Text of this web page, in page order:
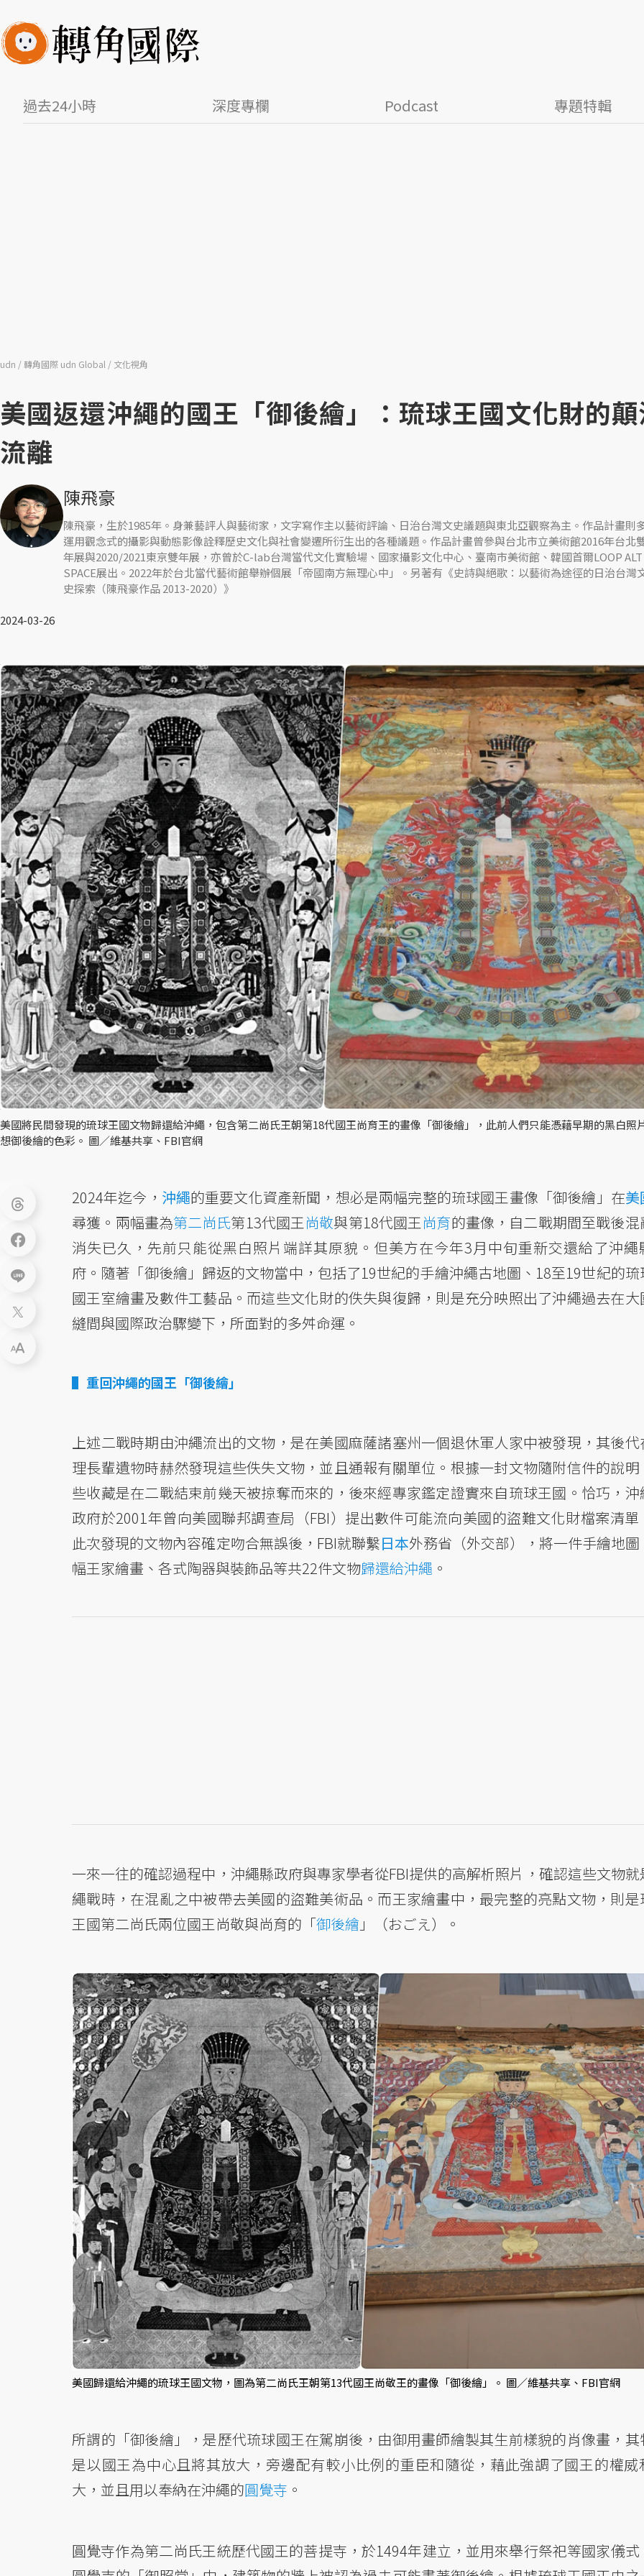
過去24小時 深度專欄 Podcast 專題特輯
udn 轉角國際 udn Global 文化視角
美國返還沖繩的國王「御後繪」：琉球王國文化財的
流離
陳飛豪
陳飛豪，生於1985年。身兼藝評人與藝術家，文字寫作主以藝術評論、日治台灣文史議題與東北亞觀察為主。作品計畫則
運用觀念式的攝影與動態影像詮釋歷史文化與社會變遷所衍生出的各種議題。作品計畫曾參與台北市立美術館2016年台北
年展與2020/2021東京雙年展，亦曾於C-lab台灣當代文化實驗場、國家攝影文化中心、臺南市美術館、韓國首爾LOOP ALT
SPACE展出。2022年於台北當代藝術館舉辦個展「帝國南方無理心中」。另著有《史詩與絕歌：以藝術為途徑的日治台灣
史探索（陳飛豪作品 2013-2020）》
2024-03-26
美國將民間發現的琉球王國文物歸還給沖繩，包含第二尚氏王朝第18代國王尚育王的畫像「御後繪」，此前人們只能憑藉早期的黑白照
想御後繪的色彩。 圖／維基共享、FBI官網
2024年迄今， 沖繩的重要文化資產新聞，想必是兩幅完整的琉球國王畫像「御後繪」在美
尋獲。兩幅畫為第二尚氏第13代國王尚敬與第18代國王尚育的畫像，自二戰期間至戰後混
消失已久，先前只能從黑白照片端詳其原貌。但美方在今年3月中旬重新交還給了沖繩
府。隨著「御後繪」歸返的文物當中，包括了19世紀的手繪沖繩古地圖、18至19世紀的琉
國王室繪畫及數件工藝品。而這些文化財的佚失與復歸，則是充分映照出了沖繩過去在大
縫間與國際政治驟變下，所面對的多舛命運。
重回沖繩的國王「御後繪」
上述二戰時期由沖繩流出的文物，是在美國麻薩諸塞州一個退休軍人家中被發現，其後代
理長輩遺物時赫然發現這些佚失文物，並且通報有關單位。根據一封文物隨附信件的說明
些收藏是在二戰結束前幾天被掠奪而來的，後來經專家鑑定證實來自琉球王國。恰巧，沖
政府於2001年曾向美國聯邦調查局（FBI）提出數件可能流向美國的盜難文化財檔案清單
此次發現的文物內容確定吻合無誤後，FBI就聯繫日本外務省（外交部），將一件手繪地圖
幅王家繪畫、各式陶器與裝飾品等共22件文物歸還給沖繩 。
一來一往的確認過程中，沖繩縣政府與專家學者從FBI提供的高解析照片，確認這些文物就
繩戰時，在混亂之中被帶去美國的盜難美術品。而王家繪畫中，最完整的亮點文物，則是
王國第二尚氏兩位國王尚敬與尚育的「御後繪 」（おごえ）。
美國歸還給沖繩的琉球王國文物，圖為第二尚氏王朝第13代國王尚敬王的畫像「御後繪」。 圖／維基共享、FBI官網
所謂的「御後繪」，是歷代琉球國王在駕崩後，由御用畫師繪製其生前樣貌的肖像畫，其
是以國王為中心且將其放大，旁邊配有較小比例的重臣和隨從，藉此強調了國王的權威
大，並且用以奉納在沖繩的圓覺寺 。
圓覺寺作為第二尚氏王統歷代國王的菩提寺，於1494年建立，並用來舉行祭祀等國家儀式